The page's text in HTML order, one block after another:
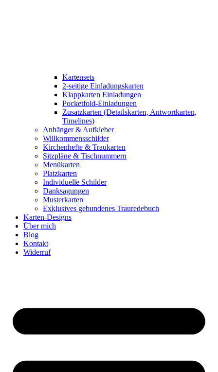
Kartensets
2-seitige Einladungskarten
Klappkarten Einladungen
Pocketfold-Einladungen
Zusatzkarten (Detailskarten, Antwortkarten,
Timelines)
Anhänger & Aufkleber
Willkommensschilder
Kirchenhefte & Traukarten
Sitzpläne & Tischnummern
Menükarten
Platzkarten
Individuelle Schilder
Danksagungen
Musterkarten
Exklusives gebundenes Trauredebuch
Karten-Designs
Über mich
Blog
Kontakt
Widerruf